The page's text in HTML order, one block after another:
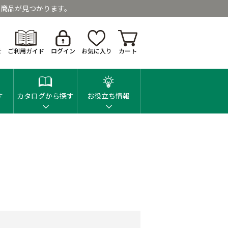
品が見つかります。
ご利用ガイド ログイン お気に入り カート
カタログから探す お役立ち情報